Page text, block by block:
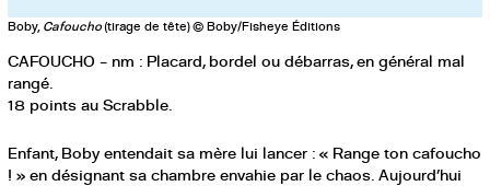
Boby, Cafoucho(tirage de tête) © Boby/Fisheye Éditions
CAFOUCHO – nm : Placard, bordel ou débarras, en général mal
rangé.
18 points au Scrabble.
Enfant, Boby entendait sa mère lui lancer : « Range ton cafoucho
! » en désignant sa chambre envahie par le chaos. Aujourd’hui